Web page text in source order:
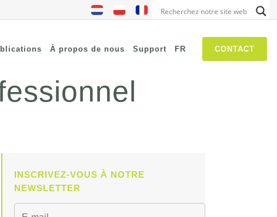
CONTACT
Security Awareness
À propos de nous Support FR
INSCRIVEZ-VOUS À NOTRE
NEWSLETTER